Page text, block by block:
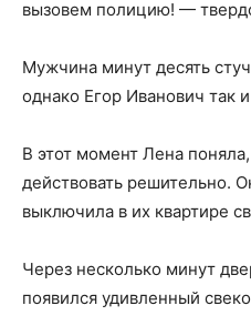
вызовем полицию! —
Мужчина минут десять
однако Егор Иванович так
В этот момент Лена
действовать решительно.
выключила в их квартире
Через несколько минут
появился удивленный